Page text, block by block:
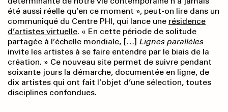
été aussi réelle qu’en ce moment », peut-on lire dans un
communiqué du Centre PHI, qui lance une résidence
d’artistes virtuelle. « En cette période de solitude
partagée à l’échelle mondiale, […] Lignes parallèles
invite les artistes à se faire entendre par le biais de la
création. » Ce nouveau site permet de suivre pendant
soixante jours la démarche, documentée en ligne, de
dix artistes qui ont fait l’objet d’une sélection, toutes
disciplines confondues.